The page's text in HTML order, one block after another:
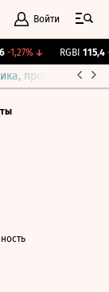
Войти
-1,27%↓ RGBI 115,4
прогнозы